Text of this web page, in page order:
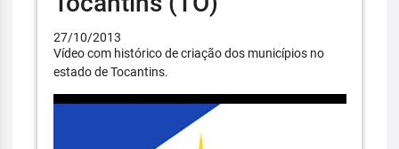
27/10/2013
Vídeo com histórico de criação dos municípios no
estado de Tocantins.